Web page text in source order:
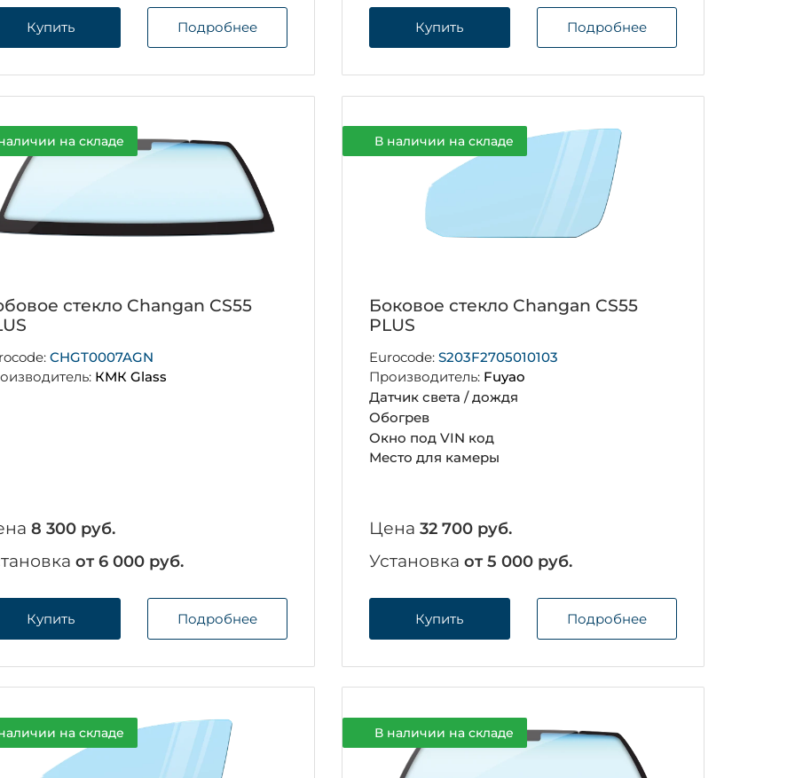
Купить Подробнее Купить Подробнее
на складе
стекло Changan CS55
CHGT0007AGN
КМК Glass
8 300 руб.
от 6 000 руб.
Купить Подробнее
В наличии на складе
Боковое стекло Changan CS55
PLUS
Eurocode:S203F2705010103
Производитель: Fuyao
Датчик света / дождя
Обогрев
Окно под VIN код
Место для камеры
Цена32 700 руб.
Установкаот 5 000 руб.
Купить Подробнее
на складе В наличии на складе